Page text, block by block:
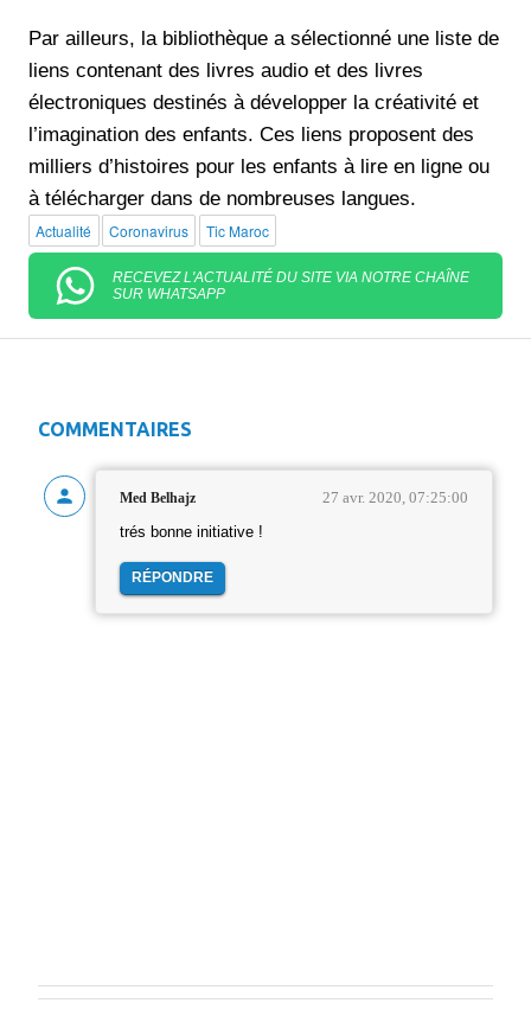
Par ailleurs, la bibliothèque a sélectionné une liste de
liens contenant des livres audio et des livres
électroniques destinés à développer la créativité et
l’imagination des enfants. Ces liens proposent des
milliers d’histoires pour les enfants à lire en ligne ou
à télécharger dans de nombreuses langues.
Actualité Coronavirus Tic Maroc
RECEVEZ L'ACTUALITÉ DU SITE VIA NOTRE CHAÎNE
SUR WHATSAPP
COMMENTAIRES
Med Belhajz 27 avr. 2020, 07:25:00
trés bonne initiative !
RÉPONDRE